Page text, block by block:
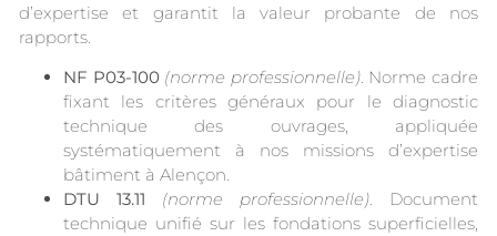
d’expertise et garantit la valeur probante de nos
rapports.
NF P03-100 (norme professionnelle). Norme cadre
fixant les critères généraux pour le diagnostic
technique des ouvrages, appliquée
systématiquement à nos missions d’expertise
bâtiment à Alençon.
DTU 13.11
(norme professionnelle). Document
technique unifié sur les fondations superficielles,